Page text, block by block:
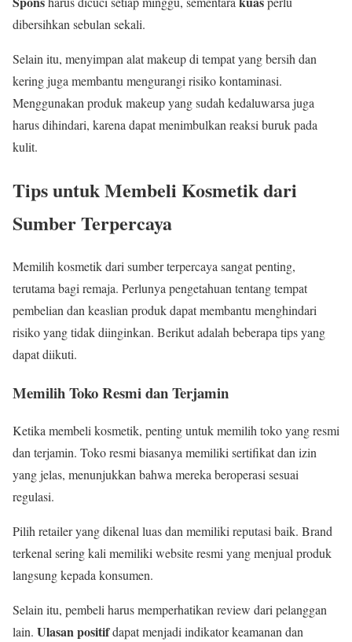
dibersihkan sebulan sekali.
Selain itu, menyimpan alat makeup di tempat yang bersih dan
kering juga membantu mengurangi risiko kontaminasi.
Menggunakan produk makeup yang sudah kedaluwarsa juga
harus dihindari, karena dapat menimbulkan reaksi buruk pada
kulit.
Tips untuk Membeli Kosmetik dari
Sumber Terpercaya
Memilih kosmetik dari sumber terpercaya sangat penting,
terutama bagi remaja. Perlunya pengetahuan tentang tempat
pembelian dan keaslian produk dapat membantu menghindari
risiko yang tidak diinginkan. Berikut adalah beberapa tips yang
dapat diikuti.
Memilih Toko Resmi dan Terjamin
Ketika membeli kosmetik, penting untuk memilih toko yang resmi
dan terjamin. Toko resmi biasanya memiliki sertifikat dan izin
yang jelas, menunjukkan bahwa mereka beroperasi sesuai
regulasi.
Pilih retailer yang dikenal luas dan memiliki reputasi baik. Brand
terkenal sering kali memiliki website resmi yang menjual produk
langsung kepada konsumen.
Selain itu, pembeli harus memperhatikan review dari pelanggan
lain. Ulasan positifdapat menjadi indikator keamanan dan